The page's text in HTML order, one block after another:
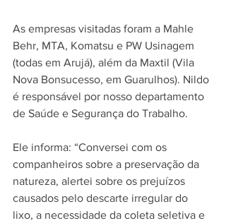
As empresas visitadas foram a Mahle
Behr, MTA, Komatsu e PW Usinagem
(todas em Arujá), além da Maxtil (Vila
Nova Bonsucesso, em Guarulhos). Nildo
é responsável por nosso departamento
de Saúde e Segurança do Trabalho.
Ele informa: “Conversei com os
companheiros sobre a preservação da
natureza, alertei sobre os prejuízos
causados pelo descarte irregular do
lixo, a necessidade da coleta seletiva e